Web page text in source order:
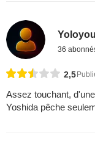
36
2,5
Assez touchant,
Yoshida pêche